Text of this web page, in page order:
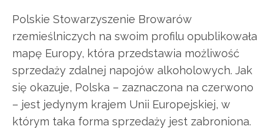
Polskie Stowarzyszenie Browarów
rzemieślniczych na swoim profilu opublikowała
mapę Europy, która przedstawia możliwość
sprzedaży zdalnej napojów alkoholowych. Jak
się okazuje, Polska – zaznaczona na czerwono
– jest jedynym krajem Unii Europejskiej, w
którym taka forma sprzedaży jest zabroniona.